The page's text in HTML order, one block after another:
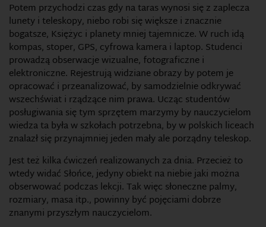
Potem przychodzi czas gdy na taras wynosi się z zaplecza
lunety i teleskopy, niebo robi się większe i znacznie
bogatsze, Księżyc i planety mniej tajemnicze. W ruch idą
kompas, stoper, GPS, cyfrowa kamera i laptop. Studenci
prowadzą obserwacje wizualne, fotograficzne i
elektroniczne. Rejestrują widziane obrazy by potem je
opracować i przeanalizować, by samodzielnie odkrywać
wszechświat i rządzące nim prawa. Ucząc studentów
posługiwania się tym sprzętem marzymy by nauczycielom
wiedza ta była w szkołach potrzebna, by w polskich liceach
znalazł się przynajmniej jeden mały ale porządny teleskop.
Jest też kilka ćwiczeń realizowanych za dnia. Przecież to
wtedy widać Słońce, jedyny obiekt na niebie jaki można
obserwować podczas lekcji. Tak więc słoneczne palmy,
rozmiary, masa itp., powinny być pojęciami dobrze
znanymi przyszłym nauczycielom.